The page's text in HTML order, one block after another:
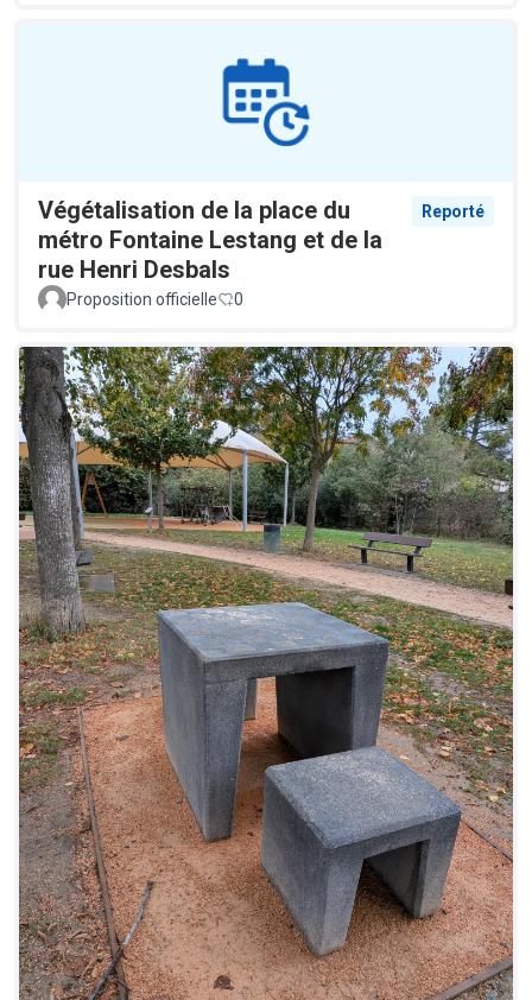
Végétalisation de la place du
métro Fontaine Lestang et de la
rue Henri Desbals
Reporté
Proposition officielle 0